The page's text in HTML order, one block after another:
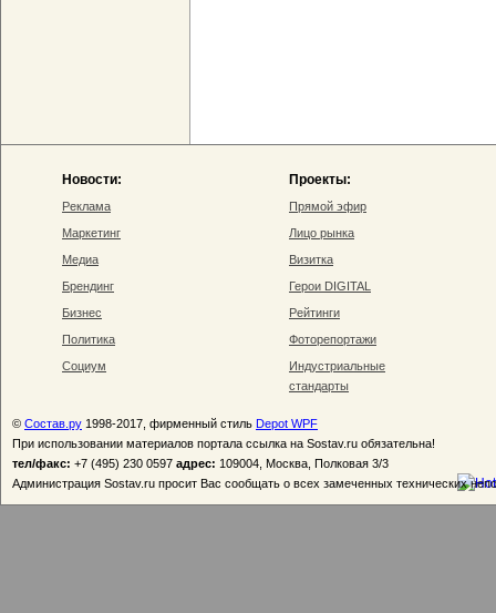
Новости:
Реклама
Маркетинг
Медиа
Брендинг
Бизнес
Политика
Социум
Проекты:
Прямой эфир
Лицо рынка
Визитка
Герои DIGITAL
Рейтинги
Фоторепортажи
Индустриальные
стандарты
© Состав.ру 1998-2017, фирменный стиль Depot WPF
При использовании материалов портала ссылка на Sostav.ru обязательна!
тел/факс: +7 (495) 230 0597 адрес: 109004, Москва, Полковая 3/3
Администрация Sostav.ru просит Вас сообщать о всех замеченных технических